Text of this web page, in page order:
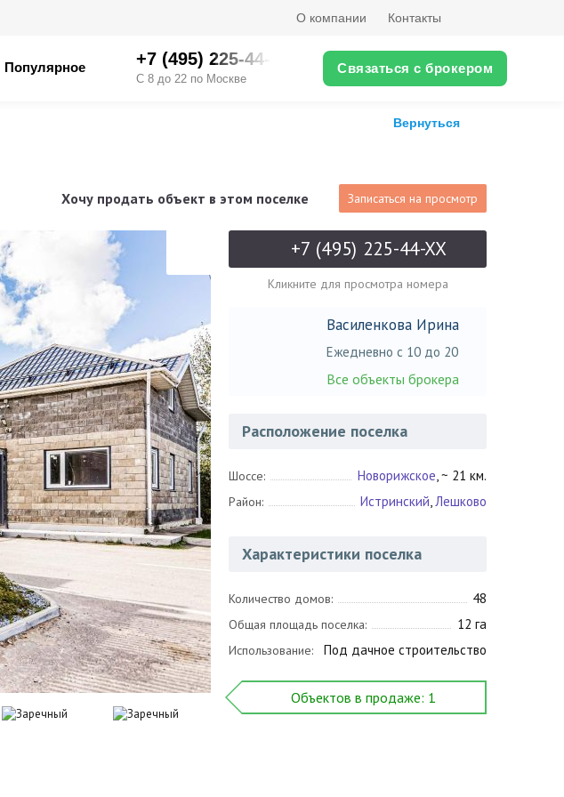
О компании Контакты
Популярное +7 (495) 225-44-XX
С 8 до 22 по Москве
Связаться с брокером
Вернуться
Хочу продать объект в этом поселке Записаться на просмотр
+7 (495) 225-44-XX
Кликните для просмотра номера
Василенкова Ирина
Ежедневно с 10 до 20
Все объекты брокера
Расположение поселка
Шоссе: Новорижское, ~ 21 км.
Район: Истринский,Лешково
Характеристики поселка
Количество домов: 48
Общая площадь поселка: 12 га
Использование: Под дачное строительство
Объектов в продаже: 1